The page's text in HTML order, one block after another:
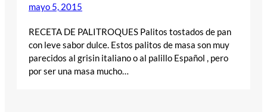
mayo 5, 2015
RECETA DE PALITROQUES Palitos tostados de pan
con leve sabor dulce. Estos palitos de masa son muy
parecidos al grisin italiano o al palillo Español , pero
por ser una masa mucho…